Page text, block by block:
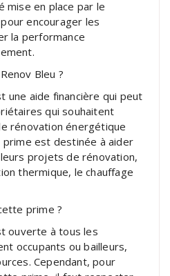
mise en place par le
encourager les
la performance
Bleu ?
une aide financière qui peut
qui souhaitent
rénovation énergétique
prime est destinée à aider
projets de rénovation,
thermique, le chauffage
prime ?
ouverte à tous les
occupants ou bailleurs,
Cependant, pour